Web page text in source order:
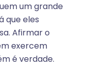
um grande
que eles
Afirmar o
exercem
é verdade.